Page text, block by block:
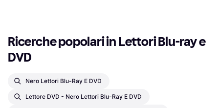
Ricerche popolari in Lettori Blu-ray e
DVD
Nero Lettori Blu-Ray E DVD
Lettore DVD - Nero Lettori Blu-Ray E DVD